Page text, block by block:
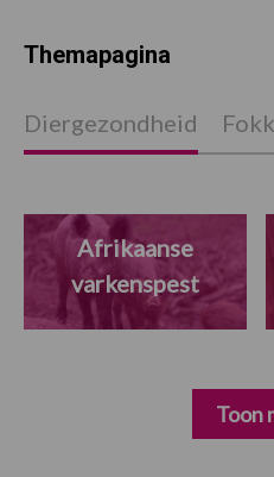
Themapagina
Diergezondheid
Afrikaanse
varkenspest
Toon